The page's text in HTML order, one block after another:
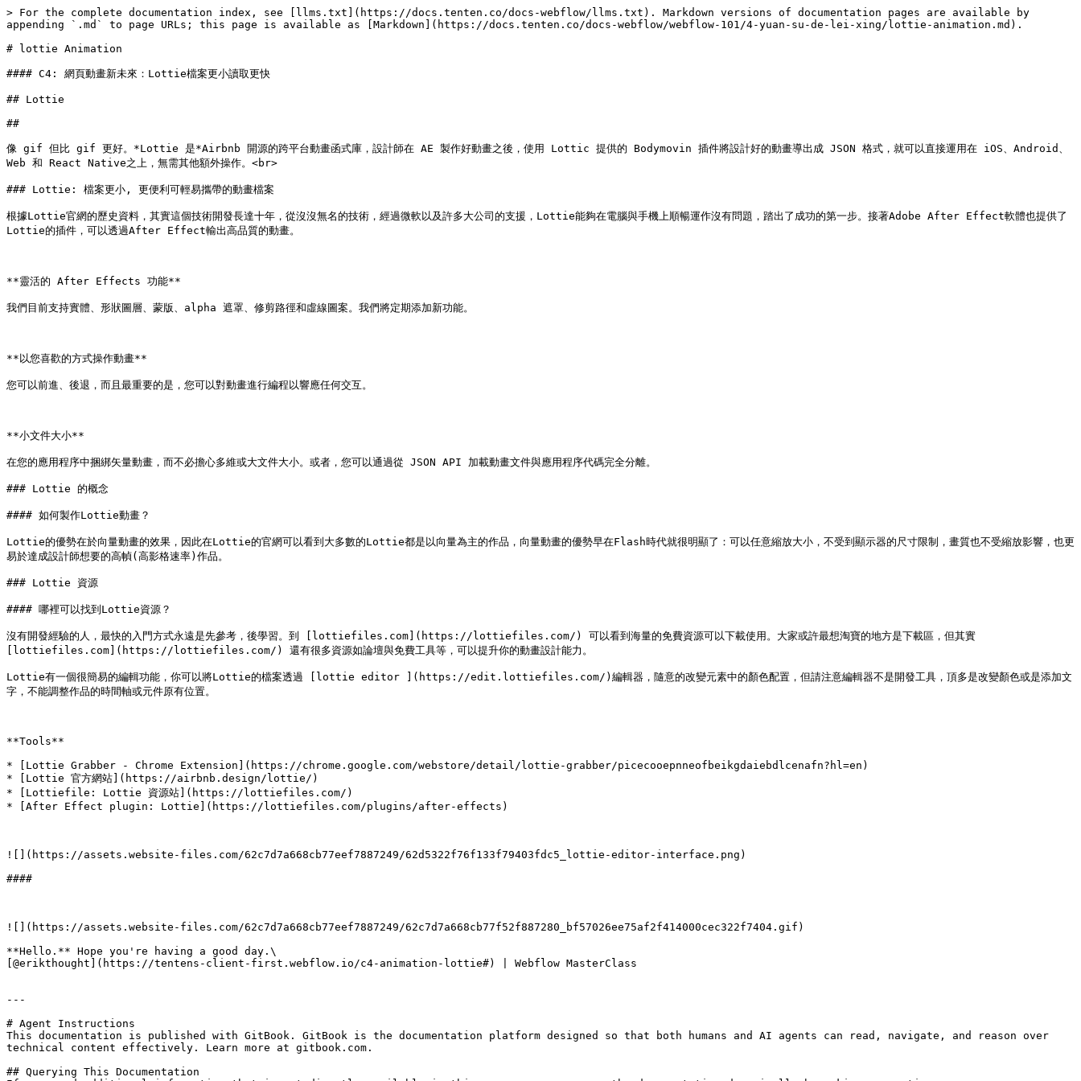
> For the complete documentation index, see [llms.txt](https://docs.tenten.co/docs-webflow/llms.txt). Markdown versions of documentation pages are available by
appending `.md` to page URLs; this page is available as [Markdown](https://docs.tenten.co/docs-webflow/webflow-101/4-yuan-su-de-lei-xing/lottie-animation.md).
# lottie Animation
#### C4: 網頁動畫新未來：Lottie檔案更小讀取更快
## Lottie
##
像 gif 但比 gif 更好。*Lottie 是*Airbnb 開源的跨平台動畫函式庫，設計師在 AE 製作好動畫之後，使用 Lottic 提供的 Bodymovin 插件將設計好的動畫導出成 JSON 格式，就可以直接運用在 iOS、Android、
Web 和 React Native之上，無需其他額外操作。<br>
### Lottie: 檔案更小, 更便利可輕易攜帶的動畫檔案
根據Lottie官網的歷史資料，其實這個技術開發長達十年，從沒沒無名的技術，經過微軟以及許多大公司的支援，Lottie能夠在電腦與手機上順暢運作沒有問題，踏出了成功的第一步。接著Adobe After Effect軟體也提供了
Lottie的插件，可以透過After Effect輸出高品質的動畫。
**靈活的 After Effects 功能**
我們目前支持實體、形狀圖層、蒙版、alpha 遮罩、修剪路徑和虛線圖案。我們將定期添加新功能。
**以您喜歡的方式操作動畫**
您可以前進、後退，而且最重要的是，您可以對動畫進行編程以響應任何交互。
**小文件大小**
在您的應用程序中捆綁矢量動畫，而不必擔心多維或大文件大小。或者，您可以通過從 JSON API 加載動畫文件與應用程序代碼完全分離。
### Lottie 的概念
#### 如何製作Lottie動畫？
Lottie的優勢在於向量動畫的效果，因此在Lottie的官網可以看到大多數的Lottie都是以向量為主的作品，向量動畫的優勢早在Flash時代就很明顯了：可以任意縮放大小，不受到顯示器的尺寸限制，畫質也不受縮放影響，也更
易於達成設計師想要的高幀(高影格速率)作品。
### Lottie 資源
#### 哪裡可以找到Lottie資源？
沒有開發經驗的人，最快的入門方式永遠是先參考，後學習。到 [lottiefiles.com](https://lottiefiles.com/) 可以看到海量的免費資源可以下載使用。大家或許最想淘寶的地方是下載區，但其實
[lottiefiles.com](https://lottiefiles.com/) 還有很多資源如論壇與免費工具等，可以提升你的動畫設計能力。
Lottie有一個很簡易的編輯功能，你可以將Lottie的檔案透過 [lottie editor ](https://edit.lottiefiles.com/)編輯器，隨意的改變元素中的顏色配置，但請注意編輯器不是開發工具，頂多是改變顏色或是添加文
字，不能調整作品的時間軸或元件原有位置。
**Tools**
* [Lottie Grabber - Chrome Extension](https://chrome.google.com/webstore/detail/lottie-grabber/picecooepnneofbeikgdaiebdlcenafn?hl=en)
* [Lottie 官方網站](https://airbnb.design/lottie/)
* [Lottiefile: Lottie 資源站](https://lottiefiles.com/)
* [After Effect plugin: Lottie](https://lottiefiles.com/plugins/after-effects)
![](https://assets.website-files.com/62c7d7a668cb77eef7887249/62d5322f76f133f79403fdc5_lottie-editor-interface.png)
#### ‍
![](https://assets.website-files.com/62c7d7a668cb77eef7887249/62c7d7a668cb77f52f887280_bf57026ee75af2f414000cec322f7404.gif)
**Hello.** Hope you're having a good day.\
[@erikthought](https://tentens-client-first.webflow.io/c4-animation-lottie#) | Webflow MasterClass
---
# Agent Instructions
This documentation is published with GitBook. GitBook is the documentation platform designed so that both humans and AI agents can read, navigate, and reason over
technical content effectively. Learn more at gitbook.com.
## Querying This Documentation